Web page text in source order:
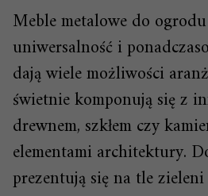
Meble metalowe do
uniwersalność i
dają wiele możliwości
świetnie komponują się z
drewnem, szkłem czy
elementami architektury.
prezentują się na tle